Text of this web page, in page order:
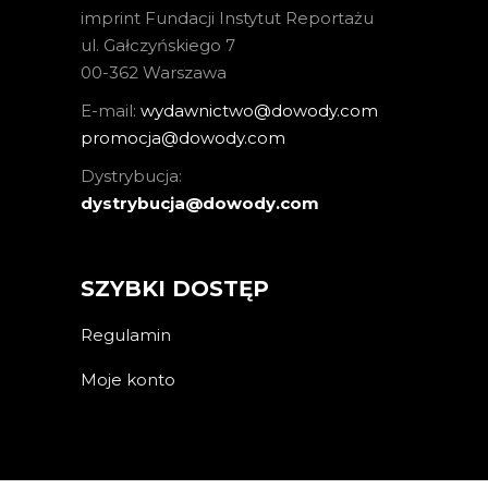
imprint Fundacji Instytut Reportażu
ul. Gałczyńskiego 7
00-362 Warszawa
E-mail: wydawnictwo@dowody.com
promocja@dowody.com
Dystrybucja:
dystrybucja@dowody.com
SZYBKI DOSTĘP
Regulamin
Moje konto